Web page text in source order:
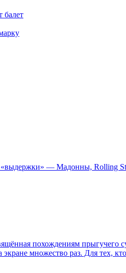
балет
— Мадонны, Rolling
похождениям прыгучего
множество раз. Для тех,